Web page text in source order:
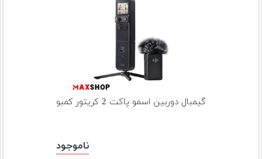
گیمبال دوربین اسمو پاکت 2 کریتور کمبو
ناموجود